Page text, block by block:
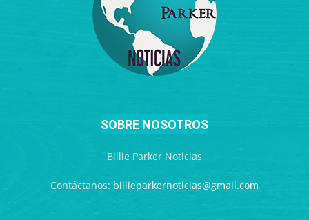
SOBRE NOSOTROS
Billie Parker Noticias
Contáctanos: billieparkernoticias@gmail.com